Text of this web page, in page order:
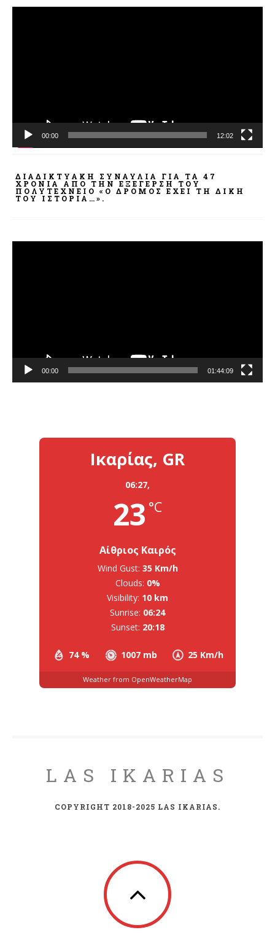
00:00 12:02
ΔΙΑΔΙΚΤΥΑΚΉ ΣΥΝΑΥΛΊΑ ΓΙΑ ΤΑ 47
ΧΡΌΝΙΑ ΑΠΌ ΤΗΝ ΕΞΈΓΕΡΣΗ ΤΟΥ
ΠΟΛΥΤΕΧΝΕΊΟ «Ο ΔΡΌΜΟΣ ΈΧΕΙ ΤΗ ΔΙΚΉ
ΤΟΥ ΙΣΤΟΡΊΑ…».
00:00 01:44:09
Ικαρίας, GR
06:27,
23 °C
Αίθριος Καιρός
74 % 1007 mb 25 Km/h
Wind Gust: 35 Km/h
Clouds: 0%
Visibility: 10 km
Sunrise: 06:24
Sunset: 20:18
Weather from OpenWeatherMap
LAS IKARIAS
COPYRIGHT 2018-2025 LAS IKARIAS.